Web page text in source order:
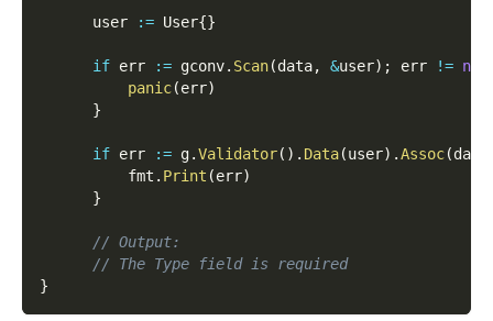
      user
:= User{}
if err := gconv. Scan(data, &user) ; err != nil
panic(err)
}
if err := g.Validator( ) . Data(user) .Assoc(data
          fmt
. Print (err)
}
// Output:
// The Type field is required
}